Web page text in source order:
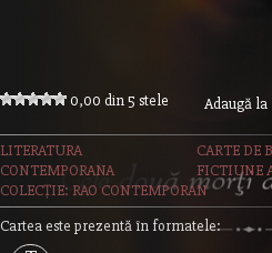
0,00 din 5 stele Adaugă
LITERATURA
CONTEMPORANA
CARTE DE
FICTIUNE
COLECȚIE: RAO CONTEMPORAN
Cartea este prezentă în formatele: